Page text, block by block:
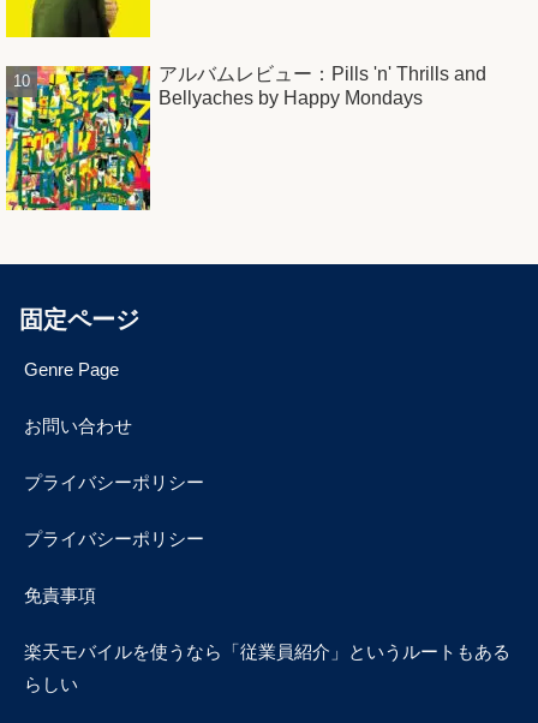
アルバムレビュー：Pills 'n' Thrills and
Bellyaches by Happy Mondays
固定ページ
Genre Page
お問い合わせ
プライバシーポリシー
プライバシーポリシー
免責事項
楽天モバイルを使うなら「従業員紹介」というルートもある
らしい